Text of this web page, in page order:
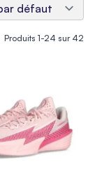
Produits 1-24 sur 42